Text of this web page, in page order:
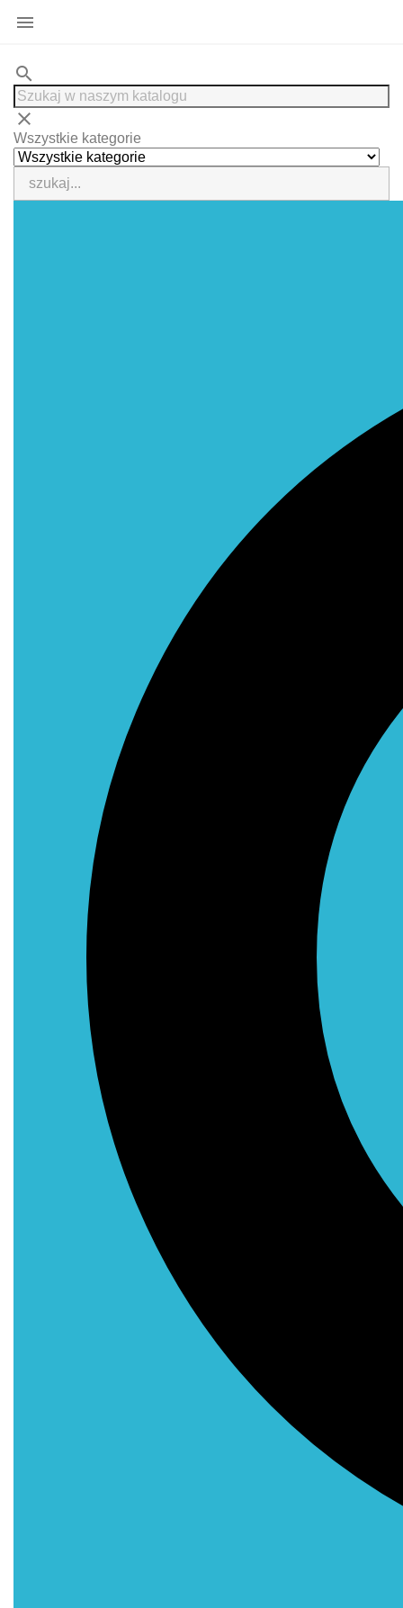

search
clear
Wszystkie kategorie